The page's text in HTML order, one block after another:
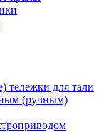
тележки для тали
(ручным)